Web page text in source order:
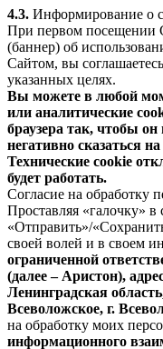
4.3. Информирование о
При первом посещении
(баннер) об
Сайтом, вы
указанных целях.
Вы можете в любой
или аналитические
браузера так, чтобы
негативно сказаться
Технические cookie
будет работать.
Согласие на обработку
Проставляя «галочку»
«Отправить»/
своей волей и в своем
ограниченной
(далее – Аристон),
Ленинградская
Всеволожское, г.
на обработку моих
информационного